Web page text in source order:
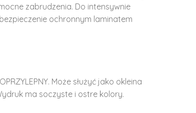
zabrudzenia. Do intensywnie
ochronnym laminatem
Może służyć jako okleina
ma soczyste i ostre kolory.